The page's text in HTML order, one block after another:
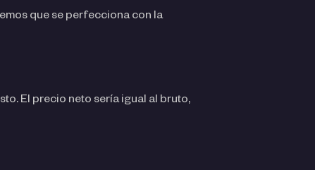
que se perfecciona con la
El precio neto sería igual al bruto,